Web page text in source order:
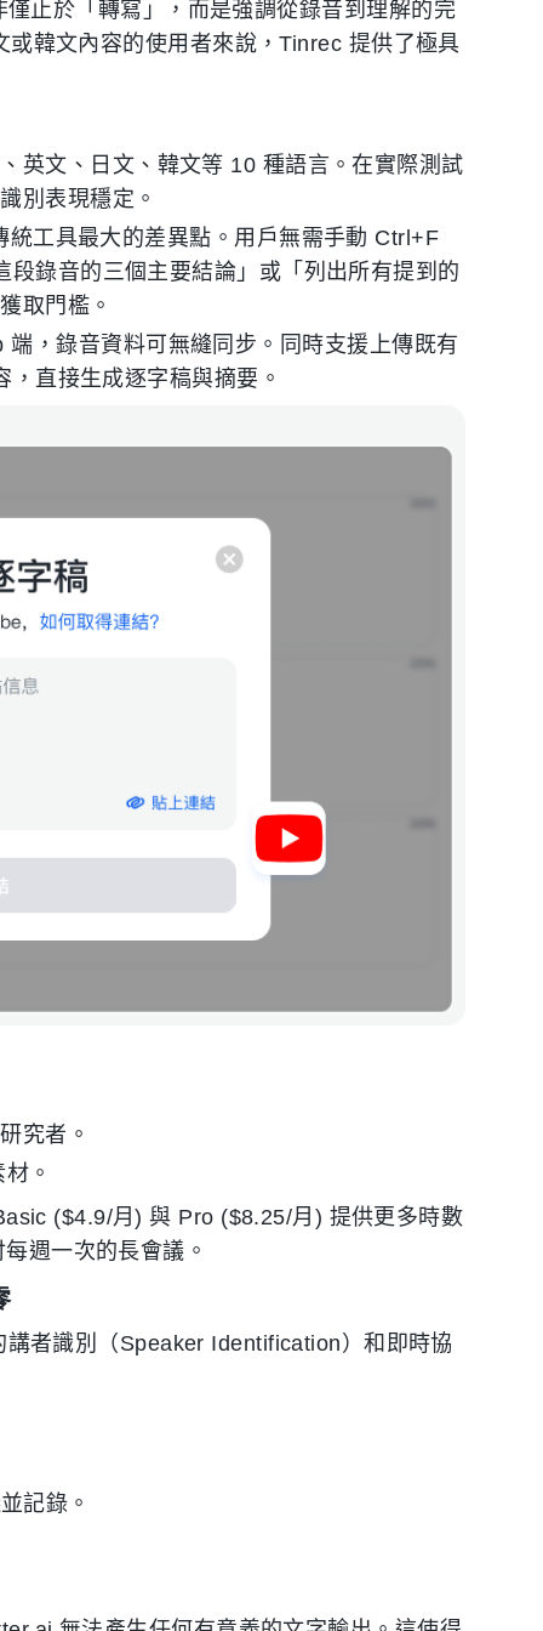
止於「轉寫」，而是強調從錄音到理解的完
韓文內容的使用者來說，Tinrec 提供了極具
英文、日文、韓文等 10 種語言。在實際測試
別表現穩定。
統工具最大的差異點。用戶無需手動 Ctrl+F
錄音的三個主要結論」或「列出所有提到的
取門檻。
，錄音資料可無縫同步。同時支援上傳既有
直接生成逐字稿與摘要。
究者。
。
($4.9/月) 與 Pro ($8.25/月) 提供更多時數
週一次的長會議。
者識別（Speaker Identification）和即時協
記錄。